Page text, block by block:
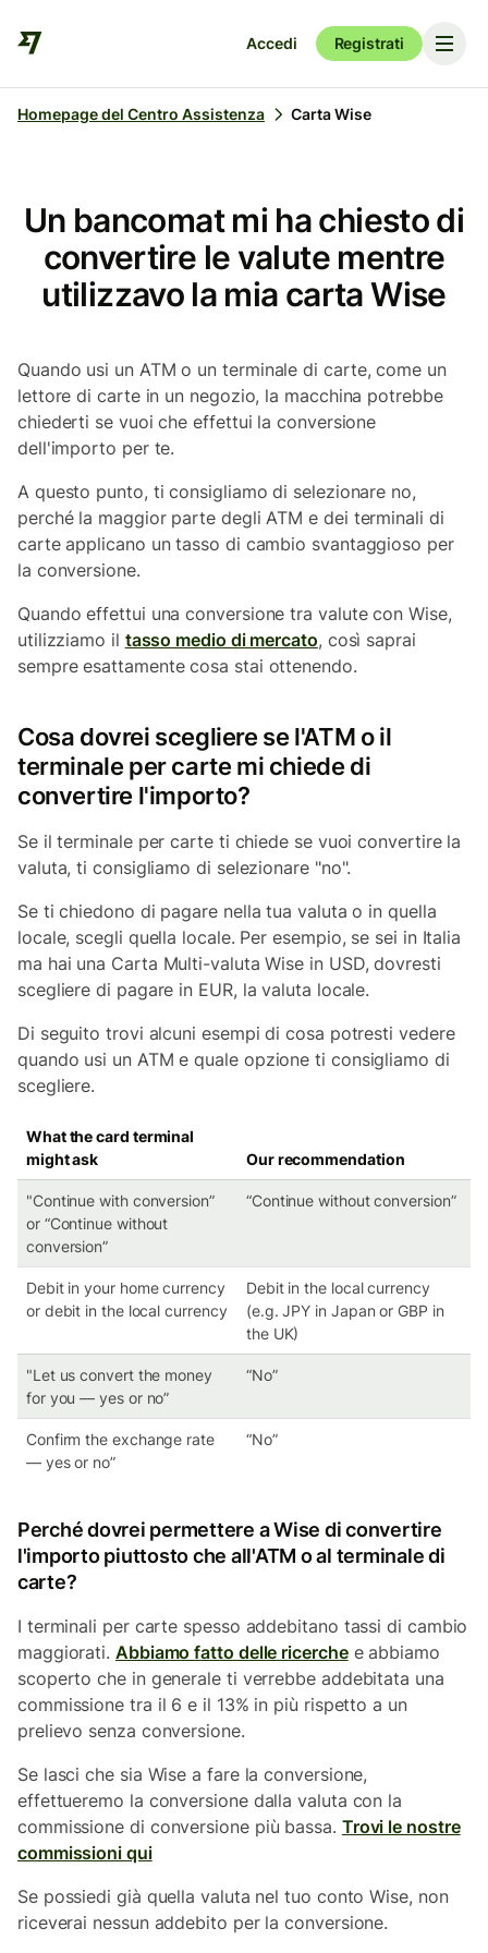
Accedi Registrati
Homepage del Centro Assistenza Carta Wise
Un bancomat mi ha chiesto di
convertire le valute mentre
utilizzavo la mia carta Wise
Quando usi un ATM o un terminale di carte, come un
lettore di carte in un negozio, la macchina potrebbe
chiederti se vuoi che effettui la conversione
dell'importo per te.
A questo punto, ti consigliamo di selezionare no,
perché la maggior parte degli ATM e dei terminali di
carte applicano un tasso di cambio svantaggioso per
la conversione.
Quando effettui una conversione tra valute con Wise,
utilizziamo il tasso medio di mercato, così saprai
sempre esattamente cosa stai ottenendo.
Cosa dovrei scegliere se l'ATM o il
terminale per carte mi chiede di
convertire l'importo?
Se il terminale per carte ti chiede se vuoi convertire la
valuta, ti consigliamo di selezionare "no".
Se ti chiedono di pagare nella tua valuta o in quella
locale, scegli quella locale. Per esempio, se sei in Italia
ma hai una Carta Multi-valuta Wise in USD, dovresti
scegliere di pagare in EUR, la valuta locale.
Di seguito trovi alcuni esempi di cosa potresti vedere
quando usi un ATM e quale opzione ti consigliamo di
scegliere.
What the card terminal
might ask
Our recommendation
"Continue with conversion”
or “Continue without
conversion”
“Continue without conversion”
Debit in your home currency
or debit in the local currency
Debit in the local currency
(e.g. JPY in Japan or GBP in
the UK)
"Let us convert the money
for you — yes or no”
“No”
Confirm the exchange rate
— yes or no”
“No”
Perché dovrei permettere a Wise di convertire
l'importo piuttosto che all'ATM o al terminale di
carte?
I terminali per carte spesso addebitano tassi di cambio
maggiorati. Abbiamo fatto delle ricerchee abbiamo
scoperto che in generale ti verrebbe addebitata una
commissione tra il 6 e il 13% in più rispetto a un
prelievo senza conversione.
Se lasci che sia Wise a fare la conversione,
effettueremo la conversione dalla valuta con la
commissione di conversione più bassa. Trovi le nostre
commissioni qui
Se possiedi già quella valuta nel tuo conto Wise, non
riceverai nessun addebito per la conversione.